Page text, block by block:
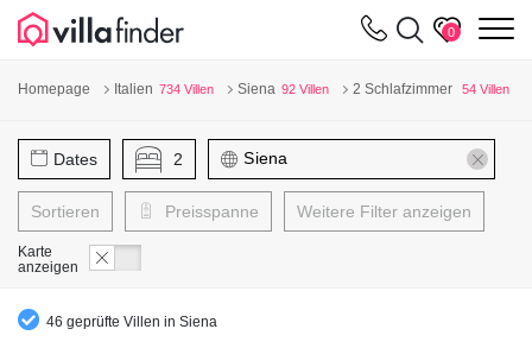
0
Homepage Italien 734 Villen Siena 92 Villen 2 Schlafzimmer 54 Villen
Dates 2
Sortieren Preisspanne Weitere Filter anzeigen
Karte
anzeigen
46 geprüfte Villen in Siena
Cookie-Einstellungen